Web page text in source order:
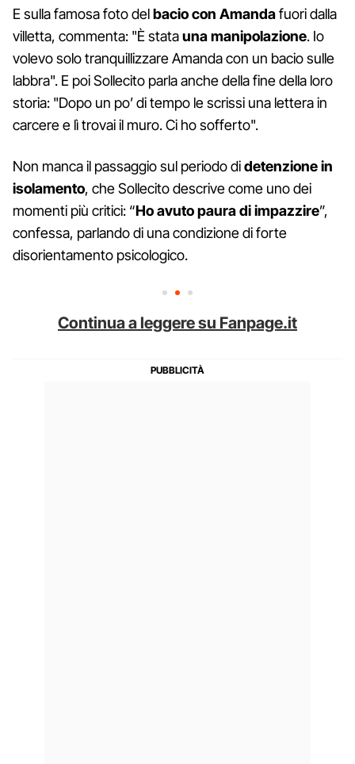
E sulla famosa foto delbacio con Amandafuori dalla
villetta, commenta: "È statauna manipolazione. Io
volevo solo tranquillizzare Amanda con un bacio sulle
labbra". E poi Sollecito parla anche della fine della loro
storia: "Dopo un po’ di tempo le scrissi una lettera in
carcere e lì trovai il muro. Ci ho sofferto".
Non manca il passaggio sul periodo didetenzione in
isolamento, che Sollecito descrive come uno dei
momenti più critici: “Ho avuto paura di impazzire”,
confessa, parlando di una condizione di forte
disorientamento psicologico.
Continua a leggere su Fanpage.it